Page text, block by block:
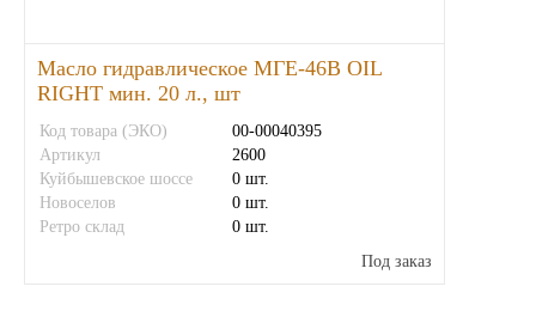
Автозапчасти
ЗИЛ
ВАЗ
Масло гидравлическое МГЕ-46В OIL
RIGHT мин. 20 л., шт
Код товара (ЭКО)
00-00040395
Артикул
2600
Куйбышевское шоссе
0 шт.
Новоселов
0 шт.
Ретро склад
0 шт.
Под заказ